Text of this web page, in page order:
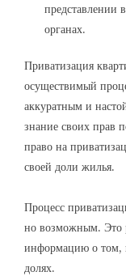
представлении
органах.
Приватизация
осуществимый
аккуратным и
знание своих прав
право на
своей доли жилья.
Процесс
но возможным. Это
информацию о том,
долях.